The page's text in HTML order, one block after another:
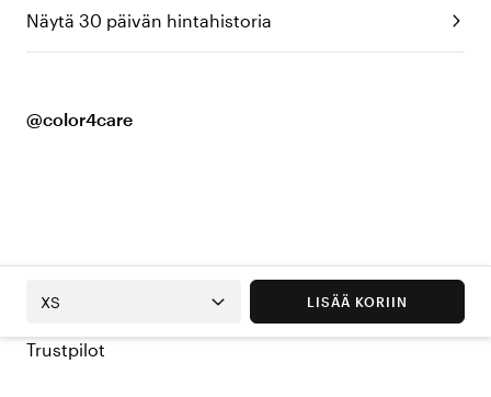
Näytä 30 päivän hintahistoria
@color4care
XS LISÄÄ KORIIN
Trustpilot